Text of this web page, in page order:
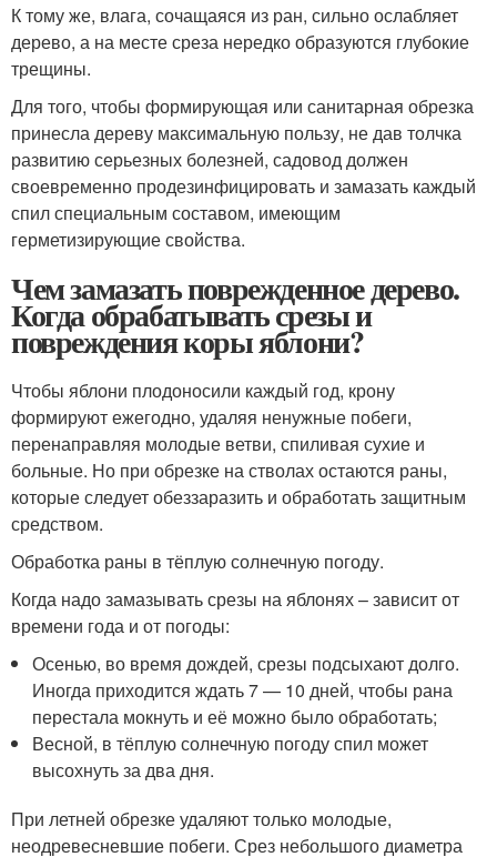
К тому же, влага, сочащаяся из ран, сильно ослабляет
дерево, а на месте среза нередко образуются глубокие
трещины.
Для того, чтобы формирующая или санитарная обрезка
принесла дереву максимальную пользу, не дав толчка
развитию серьезных болезней, садовод должен
своевременно продезинфицировать и замазать каждый
спил специальным составом, имеющим
герметизирующие свойства.
Чем замазать поврежденное дерево.
Когда обрабатывать срезы и
повреждения коры яблони?
Чтобы яблони плодоносили каждый год, крону
формируют ежегодно, удаляя ненужные побеги,
перенаправляя молодые ветви, спиливая сухие и
больные. Но при обрезке на стволах остаются раны,
которые следует обеззаразить и обработать защитным
средством.
Обработка раны в тёплую солнечную погоду.
Когда надо замазывать срезы на яблонях – зависит от
времени года и от погоды:
Осенью, во время дождей, срезы подсыхают долго.
Иногда приходится ждать 7 — 10 дней, чтобы рана
перестала мокнуть и её можно было обработать;
Весной, в тёплую солнечную погоду спил может
высохнуть за два дня.
При летней обрезке удаляют только молодые,
неодревесневшие побеги. Срез небольшого диаметра